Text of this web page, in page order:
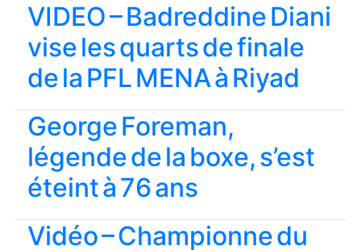
VIDEO – Badreddine Diani
vise les quarts de finale
de la PFL MENA à Riyad
George Foreman,
légende de la boxe, s’est
éteint à 76 ans
Vidéo – Championne du